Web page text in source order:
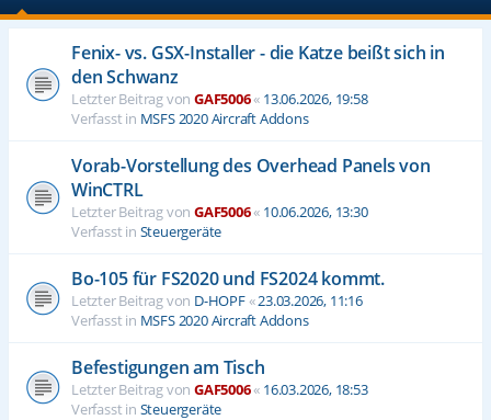
Fenix- vs. GSX-Installer - die Katze beißt sich in
den Schwanz
Letzter Beitrag von GAF5006« 13.06.2026, 19:58
Verfasst in MSFS 2020 Aircraft Addons
Vorab-Vorstellung des Overhead Panels von
WinCTRL
Letzter Beitrag von GAF5006« 10.06.2026, 13:30
Verfasst in Steuergeräte
Bo-105 für FS2020 und FS2024 kommt.
Letzter Beitrag von D-HOPF«23.03.2026, 11:16
Verfasst in MSFS 2020 Aircraft Addons
Befestigungen am Tisch
Letzter Beitrag von GAF5006« 16.03.2026, 18:53
Verfasst in Steuergeräte